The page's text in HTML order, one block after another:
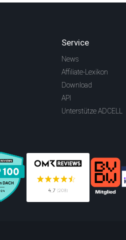
Service
News
Affiliate-Lexikon
Download
API
Unterstütze ADCELL